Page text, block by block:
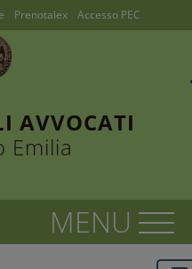
AVVOCATI
Emilia
Prenotalex Accesso PEC